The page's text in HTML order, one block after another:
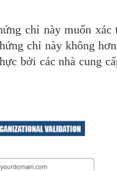
chỉ này muốn xác
chỉ này không
bởi các nhà cung